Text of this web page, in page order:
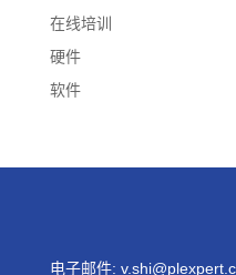
在线培训
硬件
软件
电子邮件: